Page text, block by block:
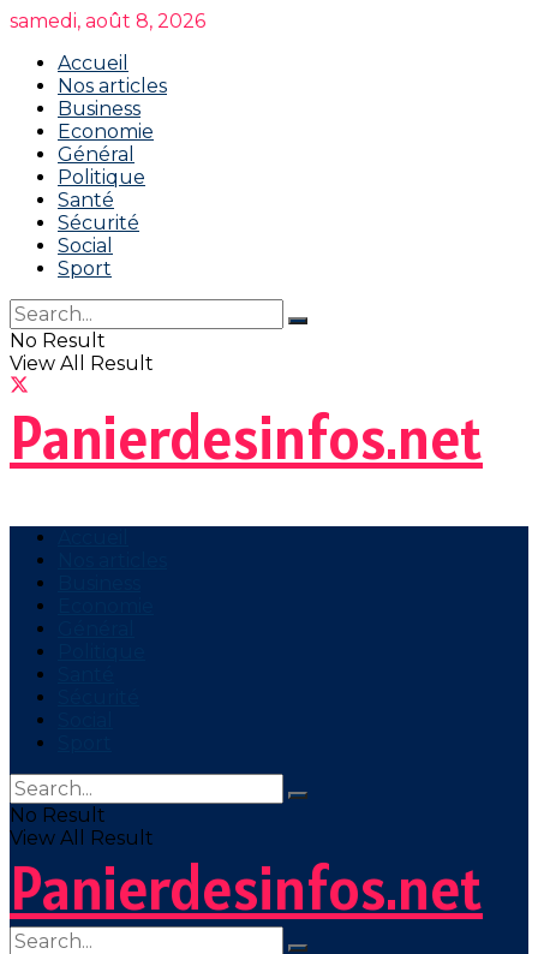
samedi, août 8, 2026
Accueil
Nos articles
Business
Economie
Général
Politique
Santé
Sécurité
Social
Sport
No Result
View All Result
Panierdesinfos.net
No Result
View All Result
Panierdesinfos.net